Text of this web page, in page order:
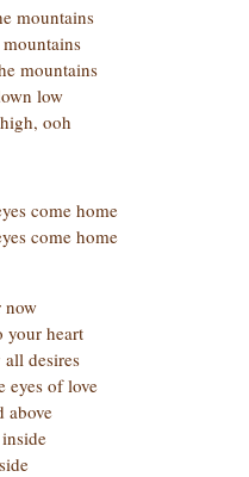
mountains
mountains
low
ooh
come home
come home
now
your heart
desires
eyes of love
above